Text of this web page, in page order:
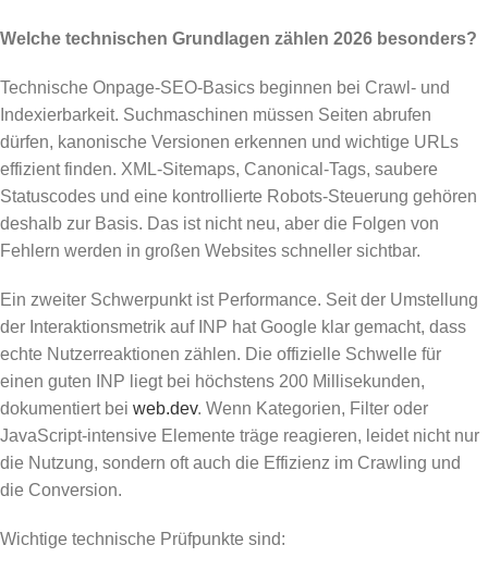
Welche technischen Grundlagen zählen 2026 besonders?
Technische Onpage-SEO-Basics beginnen bei Crawl- und
Indexierbarkeit. Suchmaschinen müssen Seiten abrufen
dürfen, kanonische Versionen erkennen und wichtige URLs
effizient finden. XML-Sitemaps, Canonical-Tags, saubere
Statuscodes und eine kontrollierte Robots-Steuerung gehören
deshalb zur Basis. Das ist nicht neu, aber die Folgen von
Fehlern werden in großen Websites schneller sichtbar.
Ein zweiter Schwerpunkt ist Performance. Seit der Umstellung
der Interaktionsmetrik auf INP hat Google klar gemacht, dass
echte Nutzerreaktionen zählen. Die offizielle Schwelle für
einen guten INP liegt bei höchstens 200 Millisekunden,
dokumentiert bei web.dev. Wenn Kategorien, Filter oder
JavaScript-intensive Elemente träge reagieren, leidet nicht nur
die Nutzung, sondern oft auch die Effizienz im Crawling und
die Conversion.
Wichtige technische Prüfpunkte sind: